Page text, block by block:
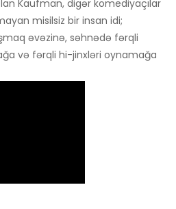
Kaufman, digər komediyaçılar
misilsiz bir insan idi;
əvəzinə, səhnədə fərqli
və fərqli hi-jinxləri oynamağa